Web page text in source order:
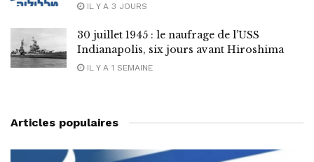
IL Y A 3 JOURS
30 juillet 1945 : le naufrage de l’USS
Indianapolis, six jours avant Hiroshima
IL Y A 1 SEMAINE
Articles populaires